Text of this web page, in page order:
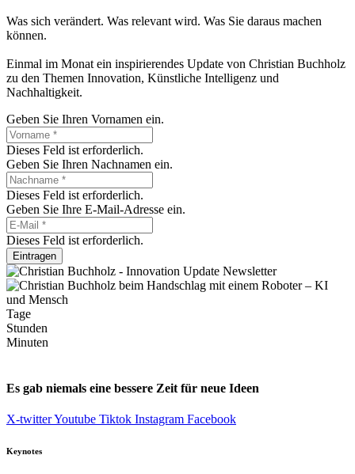
Was sich verändert. Was relevant wird. Was Sie daraus machen
können.
Einmal im Monat ein inspirierendes Update von Christian Buchholz
zu den Themen Innovation, Künstliche Intelligenz und
Nachhaltigkeit.
Geben Sie Ihren Vornamen ein.
Dieses Feld ist erforderlich.
Geben Sie Ihren Nachnamen ein.
Dieses Feld ist erforderlich.
Geben Sie Ihre E-Mail-Adresse ein.
Dieses Feld ist erforderlich.
Eintragen
Tage
Stunden
Minuten
Es gab niemals eine bessere Zeit für neue Ideen
X-twitterYoutube Tiktok Instagram Facebook
Keynotes